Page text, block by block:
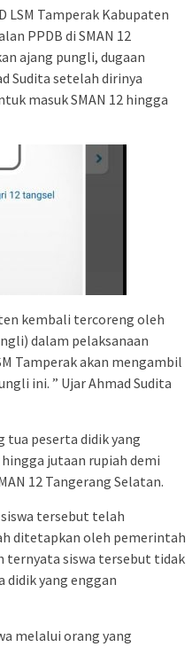
LSM Tamperak Kabupaten
PPDB di SMAN 12
ajang pungli, dugaan
Sudita setelah dirinya
masuk SMAN 12 hingga
kembali tercoreng oleh
dalam pelaksanaan
Tamperak akan mengambil
ini. ” Ujar Ahmad Sudita
tua peserta didik yang
jutaan rupiah demi
12 Tangerang Selatan.
tersebut telah
ditetapkan oleh pemerintah
ternyata siswa tersebut tidak
didik yang enggan
melalui orang yang